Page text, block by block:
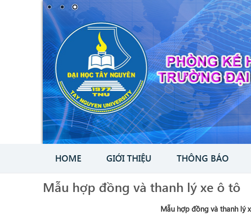
HOME GIỚI THIỆU THÔNG BÁO
Mẫu hợp đồng và thanh lý xe ô tô
Mẫu hợp đồng và thanh lý